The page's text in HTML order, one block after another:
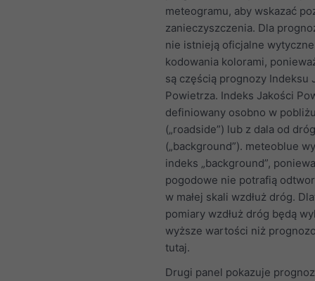
meteogramu, aby wskazać
zanieczyszczenia. Dla
nie istnieją oficjalne
kodowania kolorami,
są częścią prognozy Indeksu
Powietrza. Indeks Jakości
definiowany osobno w
(„roadside”) lub z dala od dróg
(„background”). meteoblue
indeks „background”,
pogodowe nie potrafią
w małej skali wzdłuż dróg.
pomiary wzdłuż dróg będą
wyższe wartości niż
tutaj.
Drugi panel pokazuje